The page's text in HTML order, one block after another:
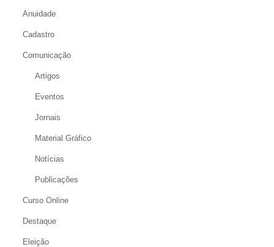
Anuidade
Cadastro
Comunicação
Artigos
Eventos
Jornais
Material Gráfico
Notícias
Publicações
Curso Online
Destaque
Eleição